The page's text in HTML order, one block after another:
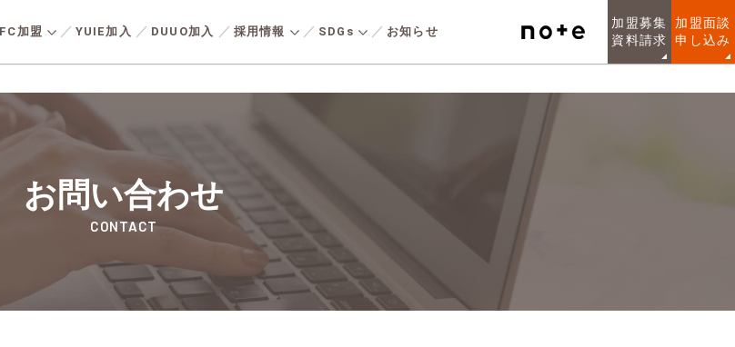
トップメッセージ
ツーバイシックス工法により
建物をベースに、海外デザイ
ン・アメリカンライフに憧れ
を持ち、“好き”を⼤切にして
を提供しています。
ズです。こだわりの強いお客
好む」コンセプトで設計され
たデザイン規格住宅を提供し
ています。
FC加盟
の加盟店との
つながり
加盟店の声
よくある質問
YUIE加入 DUUO加入 採用情報
会社を知る
キャリア形成・各種制度
働く環境
よくある質問
SDGs お知らせ
加盟募集
資料請求
加盟面談
申し込み
お問い合わせ
CONTACT